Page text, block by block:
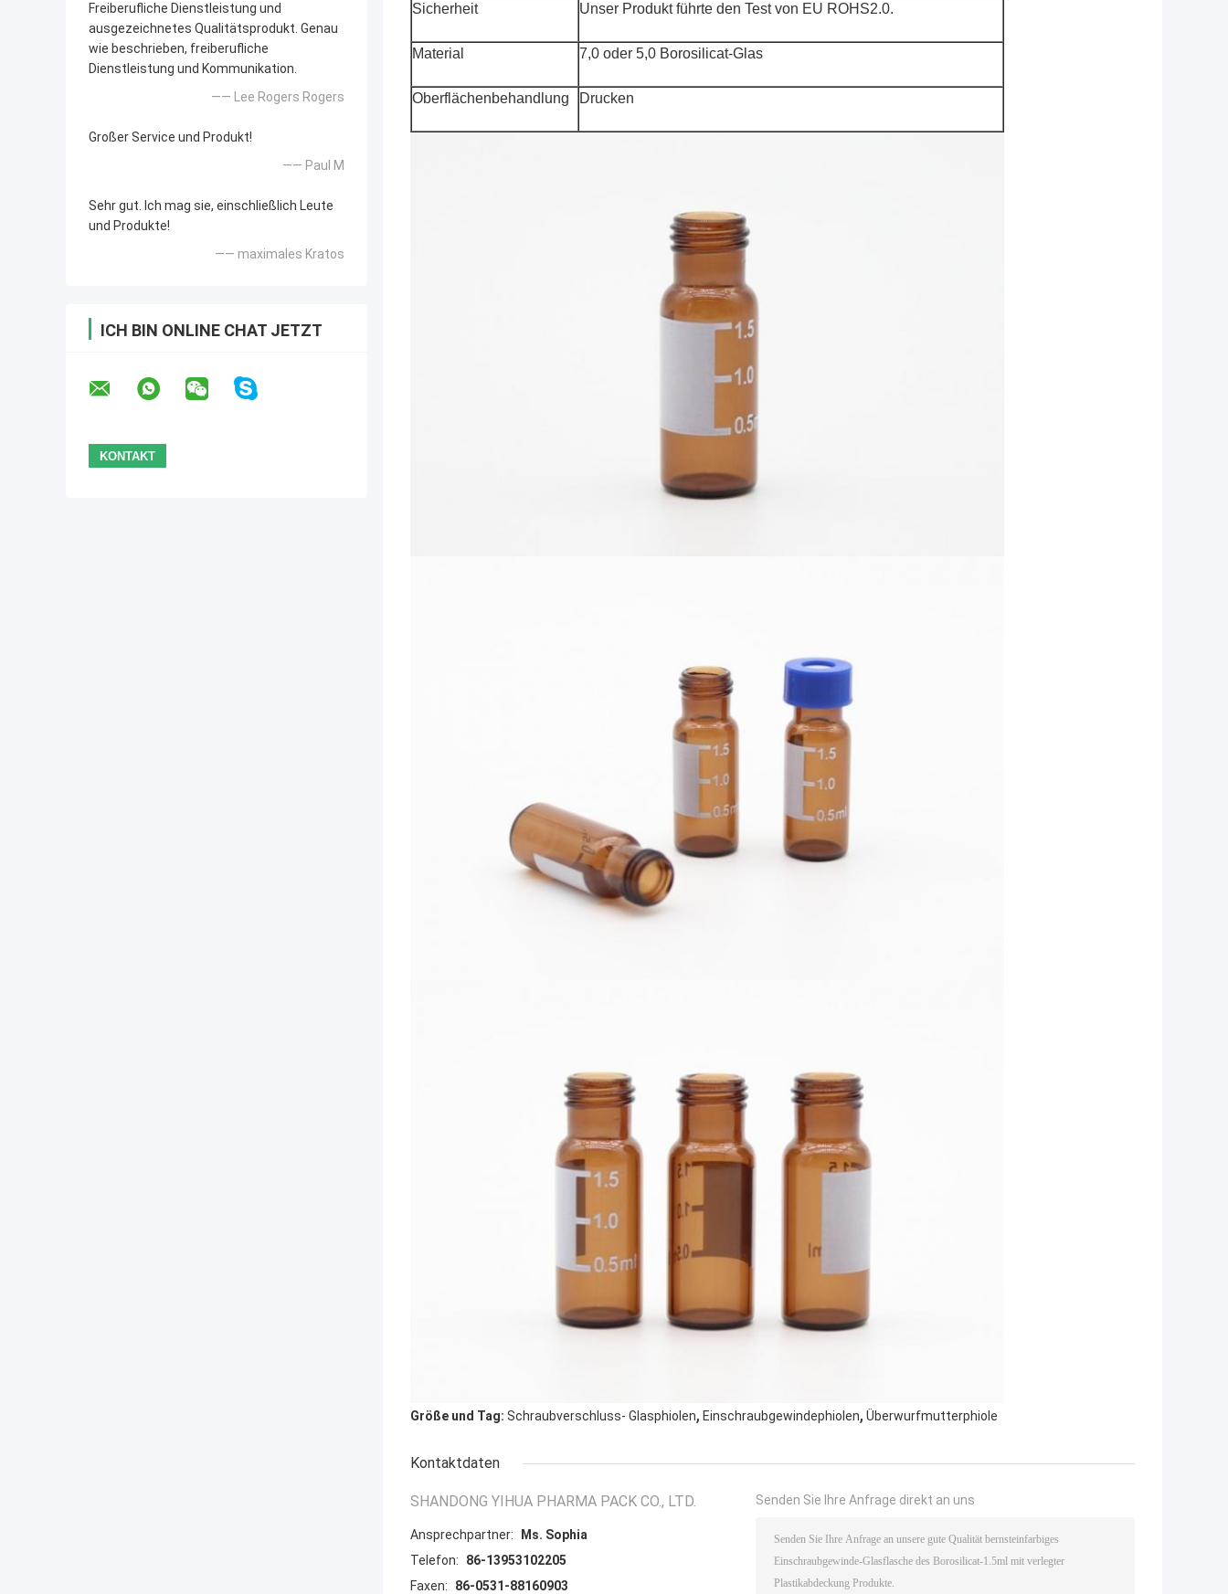
Freiberufliche Dienstleistung und
ausgezeichnetes Qualitätsprodukt. Genau
wie beschrieben, freiberufliche
Dienstleistung und Kommunikation.
—— Lee Rogers Rogers
Großer Service und Produkt!
—— Paul M
Sehr gut. Ich mag sie, einschließlich Leute
und Produkte!
—— maximales Kratos
ICH BIN ONLINE CHAT JETZT
Sicherheit Unser Produkt führte den Test von EU ROHS2.0.
Material 7,0 oder 5,0 Borosilicat-Glas
Oberflächenbehandlung Drucken
Größe und Tag: Schraubverschluss- Glasphiolen, Einschraubgewindephiolen, Überwurfmutterphiole
Kontaktdaten
SHANDONG YIHUA PHARMA PACK CO., LTD.
Ansprechpartner:
Ms. Sophia
Telefon:
86-13953102205
Faxen:
86-0531-88160903
Senden Sie Ihre Anfrage direkt an uns